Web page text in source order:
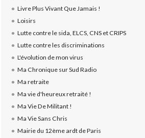
Livre Plus Vivant Que Jamais !
Loisirs
Lutte contre le sida, ELCS, CNS et CRIPS
Lutte contre les discriminations
L'évolution de mon virus
Ma Chronique sur Sud Radio
Ma retraite
Ma vie d'heureux retraité !
Ma Vie De Militant !
Ma Vie Sans Chris
Mairie du 12ème ardt de Paris